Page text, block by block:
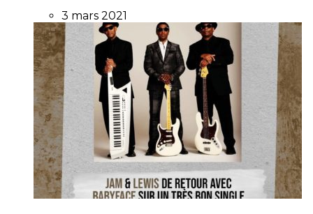
3 mars 2021